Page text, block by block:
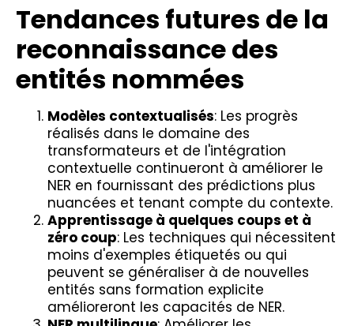
Tendances futures de la
reconnaissance des
entités nommées
Modèles contextualisés: Les progrès
réalisés dans le domaine des
transformateurs et de l'intégration
contextuelle continueront à améliorer le
NER en fournissant des prédictions plus
nuancées et tenant compte du contexte.
Apprentissage à quelques coups et à
zéro coup: Les techniques qui nécessitent
moins d'exemples étiquetés ou qui
peuvent se généraliser à de nouvelles
entités sans formation explicite
amélioreront les capacités de NER.